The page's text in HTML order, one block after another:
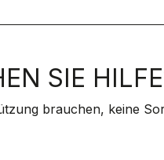
SIE
brauchen, keine